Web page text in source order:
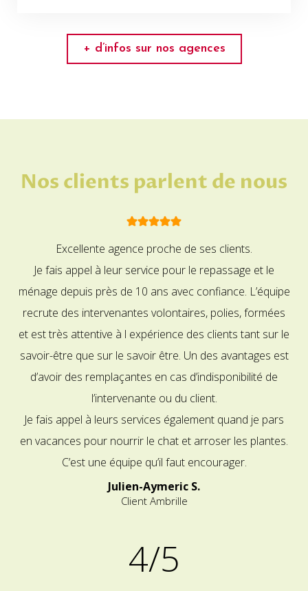
+ d’infos sur nos agences
Nos clients parlent de nous
Excellente agence proche de ses clients.
Je fais appel à leur service pour le repassage et le
ménage depuis près de 10 ans avec confiance. L’équipe
recrute des intervenantes volontaires, polies, formées
et est très attentive à l expérience des clients tant sur le
savoir-être que sur le savoir être. Un des avantages est
d’avoir des remplaçantes en cas d’indisponibilité de
l’intervenante ou du client.
Je fais appel à leurs services également quand je pars
en vacances pour nourrir le chat et arroser les plantes.
C’est une équipe qu’il faut encourager.
Julien-Aymeric S.
Client Ambrille
4/5